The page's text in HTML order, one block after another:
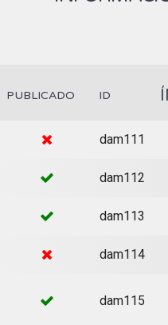
PUBLICADO ID
dam111
dam112
dam113
dam114
dam115